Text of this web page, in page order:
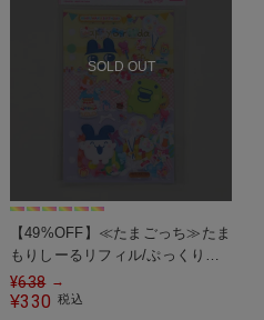
SOLD OUT
【49%OFF】≪たまごっち≫たま
もりしーるリフィル/ぷっくりシ
ール&台紙セット＜メール便対応
＞
¥638 →
¥330 税込